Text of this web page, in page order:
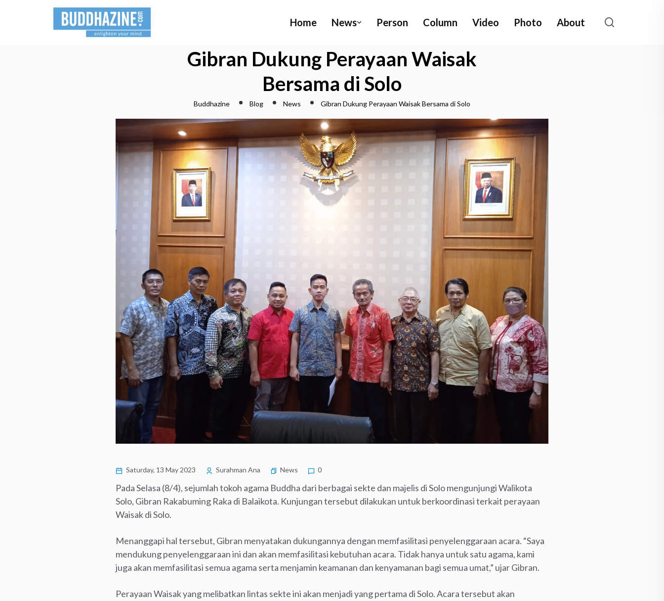
Home News Person Column Video Photo About
Gibran Dukung Perayaan Waisak
Bersama di Solo
Buddhazine Blog News Gibran Dukung Perayaan Waisak Bersama di Solo
Saturday, 13 May 2023 Surahman Ana News 0
Pada Selasa (8/4), sejumlah tokoh agama Buddha dari berbagai sekte dan majelis di Solo mengunjungi Walikota
Solo, Gibran Rakabuming Raka di Balaikota. Kunjungan tersebut dilakukan untuk berkoordinasi terkait perayaan
Waisak di Solo.
Menanggapi hal tersebut, Gibran menyatakan dukungannya dengan memfasilitasi penyelenggaraan acara. “Saya
mendukung penyelenggaraan ini dan akan memfasilitasi kebutuhan acara. Tidak hanya untuk satu agama, kami
juga akan memfasilitasi semua agama serta menjamin keamanan dan kenyamanan bagi semua umat,” ujar Gibran.
Perayaan Waisak yang melibatkan lintas sekte ini akan menjadi yang pertama di Solo. Acara tersebut akan